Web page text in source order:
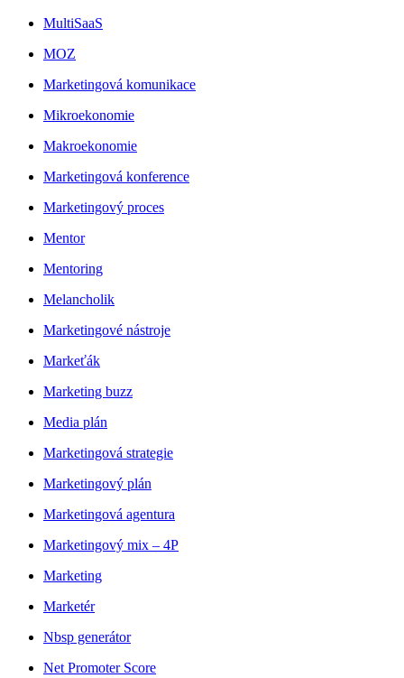
MultiSaaS
MOZ
Marketingová komunikace
Mikroekonomie
Makroekonomie
Marketingová konference
Marketingový proces
Mentor
Mentoring
Melancholik
Marketingové nástroje
Markeťák
Marketing buzz
Media plán
Marketingová strategie
Marketingový plán
Marketingová agentura
Marketingový mix – 4P
Marketing
Marketér
Nbsp generátor
Net Promoter Score